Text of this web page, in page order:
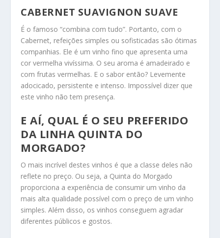
CABERNET SUAVIGNON SUAVE
É o famoso “combina com tudo”. Portanto, com o
Cabernet, refeições simples ou sofisticadas são ótimas
companhias. Ele é um vinho fino que apresenta uma
cor vermelha vivíssima. O seu aroma é amadeirado e
com frutas vermelhas. E o sabor então? Levemente
adocicado, persistente e intenso. Impossível dizer que
este vinho não tem presença.
E AÍ, QUAL É O SEU PREFERIDO
DA LINHA QUINTA DO
MORGADO?
O mais incrível destes vinhos é que a classe deles não
reflete no preço. Ou seja, a Quinta do Morgado
proporciona a experiência de consumir um vinho da
mais alta qualidade possível com o preço de um vinho
simples. Além disso, os vinhos conseguem agradar
diferentes públicos e gostos.